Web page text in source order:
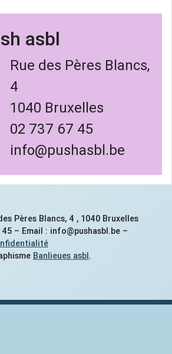
asbl
Rue des Pères Blancs,
4
1040 Bruxelles
02 737 67 45
info@pushasbl.be
Pères Blancs, 4 , 1040 Bruxelles
– Email : info@pushasbl.be –
Banlieues asbl.